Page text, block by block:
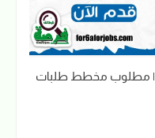
وظائف مجموعة في السودان 2026 | مطلوب مخطط طلبات